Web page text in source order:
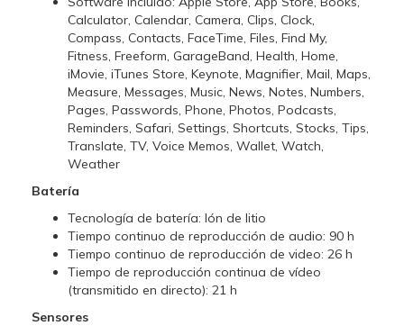
Calculator, Calendar, Camera, Clips, Clock,
Compass, Contacts, FaceTime, Files, Find My,
Fitness, Freeform, GarageBand, Health, Home,
iMovie, iTunes Store, Keynote, Magnifier, Mail, Maps,
Measure, Messages, Music, News, Notes, Numbers,
Pages, Passwords, Phone, Photos, Podcasts,
Reminders, Safari, Settings, Shortcuts, Stocks, Tips,
Translate, TV, Voice Memos, Wallet, Watch,
Weather
Batería
Tecnología de batería: Ión de litio
Tiempo continuo de reproducción de audio: 90 h
Tiempo continuo de reproducción de video: 26 h
Tiempo de reproducción continua de vídeo
(transmitido en directo): 21 h
Sensores